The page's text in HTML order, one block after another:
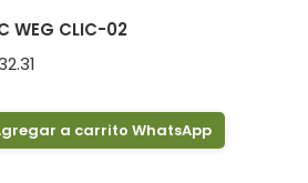
WEG CLIC-02
a carrito WhatsApp